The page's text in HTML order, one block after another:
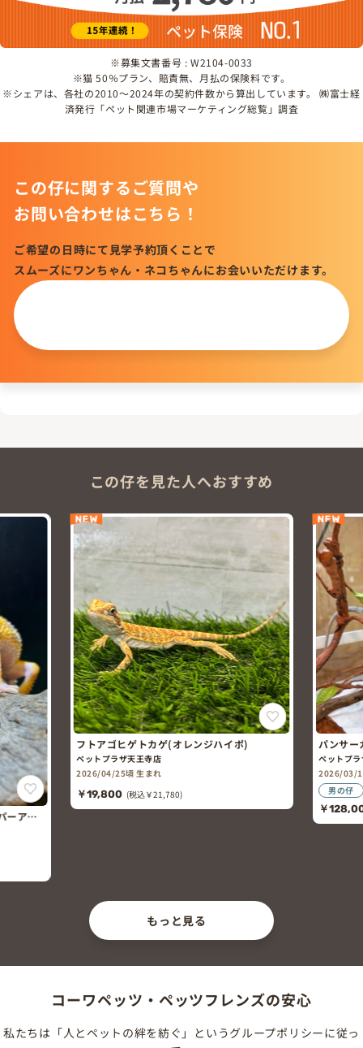
※募集文書番号 : W2104-0033
※猫 50％プラン、賠責無、月払の保険料です。
※シェアは、各社の2010～2024年の契約件数から算出しています。 ㈱富士経
済発行「ペット関連市場マーケティング総覧」調査
この仔に関するご質問や
お問い合わせはこちら！
ご希望の日時にて見学予約頂くことで
スムーズにワンちゃん・ネコちゃんにお会いいただけます。
この仔を見た人へおすすめ
ーアル
NEW
フトアゴヒゲトカゲ(オレンジハイポ)
ペットプラザ天王寺店
2026/04/25頃 生まれ
￥19,800 (税込￥21,780)
NEW
パンサー
ペットプ
2026/03/
男の仔
￥
もっと見る
コーワペッツ・ペッツフレンズの安心
私たちは「人とペットの絆を紡ぐ」というグループポリシーに従っ